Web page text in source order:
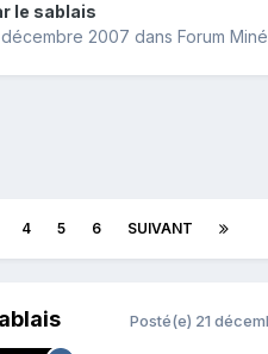
le sablais
décembre 2007 dans Forum
4 5 6 SUIVANT
Posté(e) 21